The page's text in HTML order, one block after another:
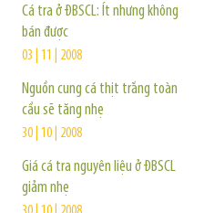
Cá tra ở ĐBSCL: Ít nhưng không
bán được
03 | 11 | 2008
Nguồn cung cá thịt trắng toàn
cầu sẽ tăng nhẹ
30 | 10 | 2008
Giá cá tra nguyên liệu ở ĐBSCL
giảm nhẹ